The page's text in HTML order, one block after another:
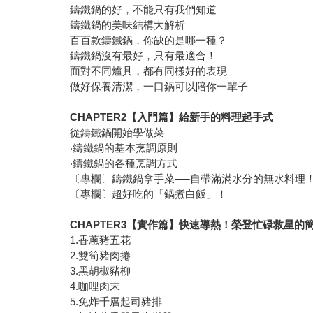
鑄鐵鍋的好，不能只有我們知道
鑄鐵鍋的美味結構大解析
百百款鑄鐵鍋，你缺的是哪一種？
鑄鐵鍋沒有最好，只有最適合！
面對不同爐具，都有同樣好的表現
做好保養清潔，一口鍋可以陪你一輩子
CHAPTER2【入門篇】給新手的料理起手式
從鑄鐵鍋開始學做菜
‧鑄鐵鍋的基本烹調原則
‧鑄鐵鍋的各種烹調方式
〔專欄〕鑄鐵鍋拿手菜──自帶滿滿水分的無水料理！
〔專欄〕超好吃的「鍋煮白飯」！
CHAPTER3【實作篇】快速導熱！榮登忙碌救星的
1.香蔥豬五花
2.雙筍豬肉捲
3.黑胡椒豬柳
4.咖哩肉末
5.免炸千層起司豬排